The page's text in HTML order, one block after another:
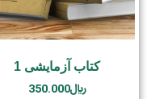
کتاب آزمایشی 1
﷼350.000